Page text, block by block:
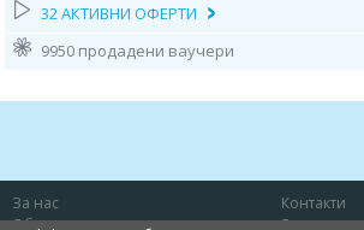
32 АКТИВНИ ОФЕРТИ
9950 продадени ваучери
За нас
Контакти
Общи условия
Защита на